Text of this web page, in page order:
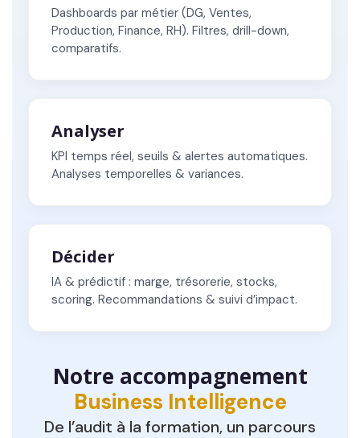
Dashboards par métier (DG, Ventes,
Production, Finance, RH). Filtres, drill-down,
comparatifs.
Analyser
KPI temps réel, seuils & alertes automatiques.
Analyses temporelles & variances.
Décider
IA & prédictif : marge, trésorerie, stocks,
scoring. Recommandations & suivi d’impact.
Notre accompagnement
Business Intelligence
De l’audit à la formation, un parcours